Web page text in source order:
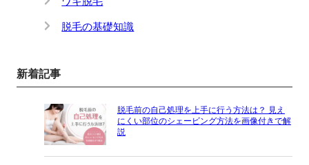
脱毛の基礎知識
新着記事
脱毛前の自己処理を上手に行う方法は？ 見え
にくい部位のシェービング方法を画像付きで解
説